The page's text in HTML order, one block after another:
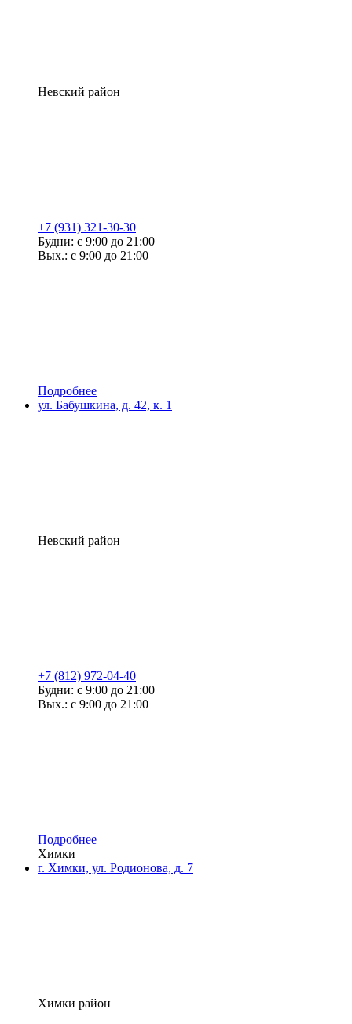
Невский район
+7 (931) 321-30-30
Будни: с 9:00 до 21:00
Вых.: с 9:00 до 21:00
Подробнее
ул. Бабушкина, д. 42, к. 1
Невский район
+7 (812) 972-04-40
Будни: с 9:00 до 21:00
Вых.: с 9:00 до 21:00
Подробнее
Химки
г. Химки, ул. Родионова, д. 7
Химки район